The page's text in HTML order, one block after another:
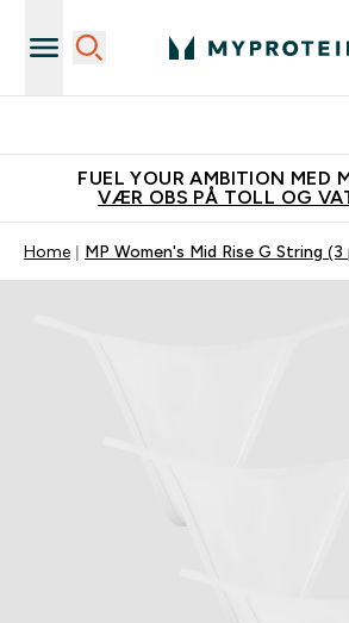
FUEL YOUR AMBITION MED
VÆR OBS PÅ TOLL OG
Home MP Women's Mid Rise G String